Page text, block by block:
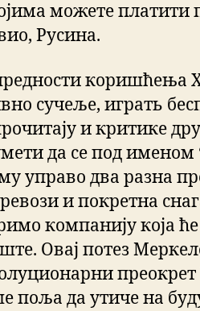
можете платити
Русина.
коришћења
сучеље, играть
и критике
да се под именом
управо два разна
и покретна
компанију која
Овај потез
преокрет
поља да утиче на